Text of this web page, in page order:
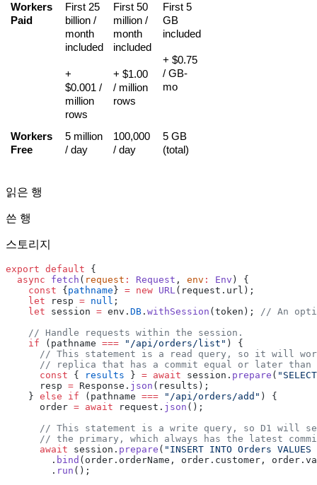
Workers
Paid
First 25
billion /
month
included
+
$0.001 /
million
rows
First 50
million /
month
included
+ $1.00
/ million
rows
First 5
GB
included
+ $0.75
/ GB-
mo
Workers
Free
5 million
/ day
100,000
/ day
5 GB
(total)
읽은 행
쓴 행
스토리지
export default {
  async
fetch ( request : Request , env : Env ) {
    const
{pathname} = new URL (request.url);
    let
resp = null ;
    let
session = env. DB . withSession (token);
// An
    // Handle requests within the session.
    if
(pathname === "/api/orders/list" ) {
// This statement is a read query, so it will
// replica that has a commit equal or later than
      const
{ results } = await session. prepare (
      resp
= Response. json (results);
    }
else if (pathname === "/api/orders/add" ) {
      order
= await request. json ();
// This statement is a write query, so D1 will
// the primary, which always has the latest
      await
session. prepare ( "INSERT INTO Orders
        .
bind (order.orderName, order.customer,
        .
run ();